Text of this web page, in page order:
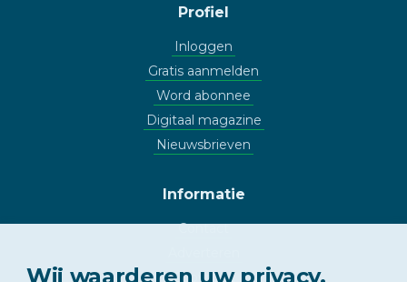
Profiel
Inloggen
Gratis aanmelden
Word abonnee
Digitaal magazine
Nieuwsbrieven
Informatie
Contact
Copyright
Wij waarderen uw privacy.